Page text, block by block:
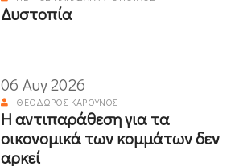
Δυστοπία
06 Αυγ 2026
ΘΕΌΔΩΡΟΣ ΚΑΡΟΎΝΟΣ
Η αντιπαράθεση για τα
οικονομικά των κομμάτων δεν
αρκεί